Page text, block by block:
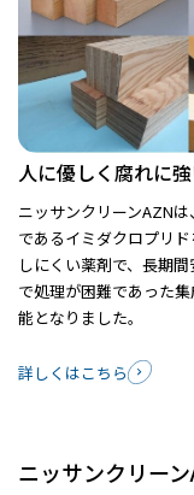
人に優しく腐れに
ニッサンクリーンAZN
であるイミダクロプリ
しにくい薬剤で、長期
で処理が困難であった
能となりました。
詳しくはこちら
ニッサンクリー